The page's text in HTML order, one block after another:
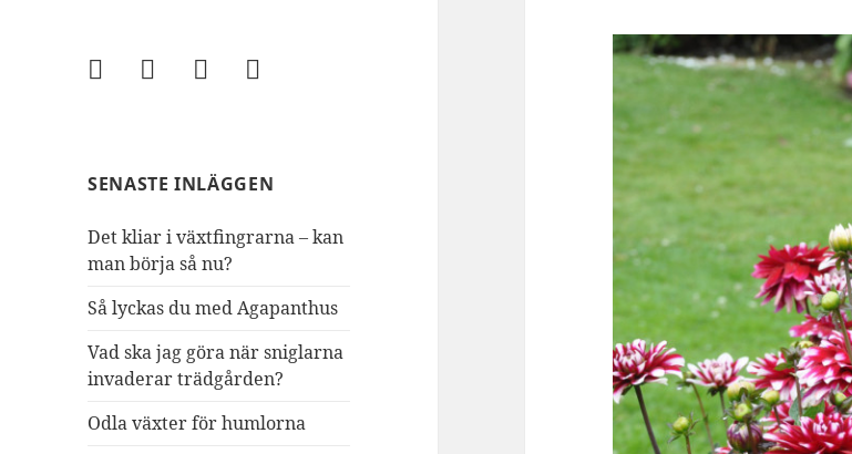
FacebookLinkedInTwitterInstagram
SENASTE INLÄGGEN
Det kliar i växtfingrarna – kan
man börja så nu?
Så lyckas du med Agapanthus
Vad ska jag göra när sniglarna
invaderar trädgården?
Odla växter för humlorna